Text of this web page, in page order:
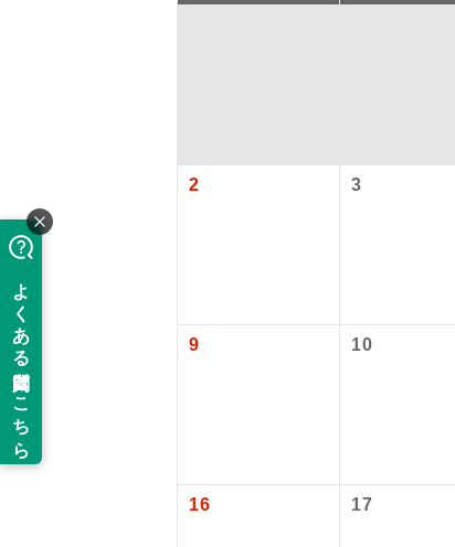
2 3
9 10
16 17
大人（
追加代